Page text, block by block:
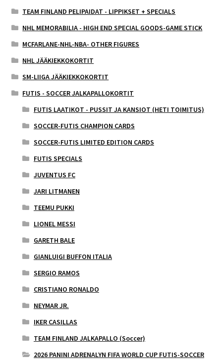
TEAM FINLAND PELIPAIDAT - LIPPIKSET + SPECIALS
NHL MEMORABILIA - HIGH END SPECIAL GOODS-GAME STICK
MCFARLANE-NHL-NBA- OTHER FIGURES
NHL JÄÄKIEKKOKORTIT
SM-LIIGA JÄÄKIEKKOKORTIT
FUTIS - SOCCER JALKAPALLOKORTIT
FUTIS LAATIKOT - PUSSIT JA KANSIOT (HETI TOIMITUS)
SOCCER-FUTIS CHAMPION CARDS
SOCCER-FUTIS LIMITED EDITION CARDS
FUTIS SPECIALS
JUVENTUS FC
JARI LITMANEN
TEEMU PUKKI
LIONEL MESSI
GARETH BALE
GIANLUIGI BUFFON ITALIA
SERGIO RAMOS
CRISTIANO RONALDO
NEYMAR JR.
IKER CASILLAS
TEAM FINLAND JALKAPALLO (Soccer)
2026 PANINI ADRENALYN FIFA WORLD CUP FUTIS-SOCCER